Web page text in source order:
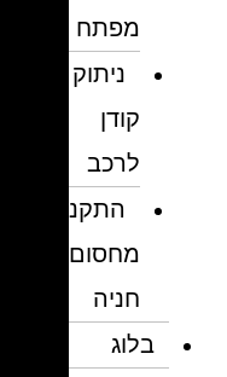
מפתח
ניתוק
לרכב
התקנת
מחסום
חניה
בלוג